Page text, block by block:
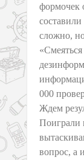
формочек
сложно,
000
Ждем
Поиграли
вопрос, а